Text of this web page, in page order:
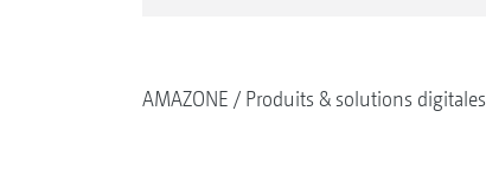
AMAZONE Produits & solutions digitales